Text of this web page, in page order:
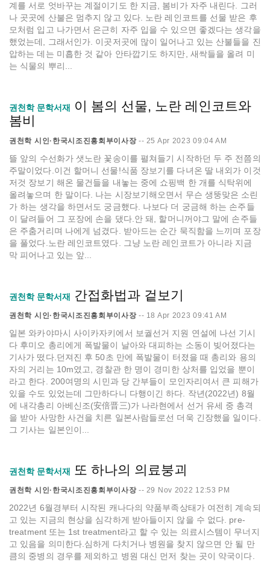
계를 서로 엇바꾸는 계절이기도 한 지금, 봄비가 자주 내린다. 그러
나 곳곳에 산불은 멈추지 않고 있다. 노란 레인코트를 선물 받은 후
모처럼 입고 나가면서 은근히 자주 입을 수 있으면 좋겠다는 생각을
했었는데, 그래서인가. 이곳저곳에 많이 일어나고 있는 산불들을 진
압하는 데는 미흡한 것 같아 안타깝기도 하지만, 새싹들을 올려 미
는 식물의 뿌리...
권천학 문학서재
이 봄의 선물, 노란 레인코트와
봄비
권천학 시인·한국시조진흥회부이사장-- 25 Apr 2023 09:04 AM
뜰 앞의 수선화가 샛노란 꽃송이를 펼쳐들기 시작하던 두 주 전쯤의
주말이었다.이건 할머니 선물!식품 장보기를 다녀온 딸 내외가 이것
저것 장보기 해온 물건들을 내놓는 중에 쇼핑백 한 개를 식탁위에
올려놓으며 한 말이다. 나는 시장보기해오면서 무슨 생뚱맞은 소린
가 하는 생각을 하면서도 궁금했다. 나보다 더 궁금해 하는 손주들
이 달려들어 그 포장에 손을 댔다.안 돼, 할머니꺼야그 말에 손주들
은 주춤거리며 나에게 넘겼다. 받아드는 순간 묵직함을 느끼며 포장
을 풀었다.노란 레인코트였다. 그냥 노란 레인코트가 아니라 지금
막 피어나고 있는 앞...
권천학 문학서재 간접화법과 겉보기
권천학 시인·한국시조진흥회부이사장-- 18 Apr 2023 09:41 AM
일본 와카야마시 사이카자키에서 보궐선거 지원 연설에 나선 기시
다 후미오 총리에게 폭발물이 날아와 대피하는 소동이 빚어졌다는
기사가 떴다.던져진 후 50초 만에 폭발물이 터졌을 때 총리와 용의
자의 거리는 10m였고, 경찰관 한 명이 경미한 상처를 입었을 뿐이
라고 한다. 200여명의 시민과 당 간부들이 모인자리여서 큰 피해가
있을 수도 있었는데 그만하다니 다행이긴 하다. 작년(2022년) 8월
에 내각총리 아베신조(安倍晋三)가 나라현에서 선거 유세 중 총격
을 받아 사망한 사건을 치른 일본사람들로선 더욱 긴장했을 일이다.
그 기사는 일본인이...
권천학 문학서재 또 하나의 의료붕괴
권천학 시인·한국시조진흥회부이사장-- 29 Nov 2022 12:53 PM
2022년 6월경부터 시작된 캐나다의 약품부족상태가 여전히 계속되
고 있는 지금의 현상을 심각하게 받아들이지 않을 수 없다. pre-
treatment 또는 1st treatment라고 할 수 있는 의료시스템이 무너지
고 있음을 의미한다.심하게 다치거나 병원을 찾지 않으면 안 될 만
큼의 중병의 경우를 제외하고 병원 대신 먼저 찾는 곳이 약국이다.